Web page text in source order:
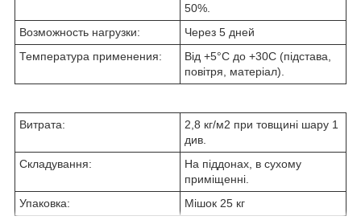
50%.
Возможность нагрузки:
Через 5 дней
Температура применения:
Від +5°С до +30С (підстава,
повітря, матеріал).
Витрата:
2,8 кг/м2 при товщині шару 1
див.
Складування:
На піддонах, в сухому
приміщенні.
Упаковка:
Мішок 25 кг